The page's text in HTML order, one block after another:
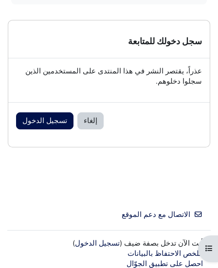
فتح فهرس المقرر
سجل دخولك للمتابعة
عذراً، يقتصر النشر في هذا المنتدى على المستخدمين الذين
سجلوا دخلوهم.
إلغاء تسجيل الدخول
الاتصال مع دعم الموقع
أنت الآن تدخل بصفة ضيف (تسجيل الدخول)
ملخص الاحتفاظ بالبيانات
احصل على تطبيق الجوّال